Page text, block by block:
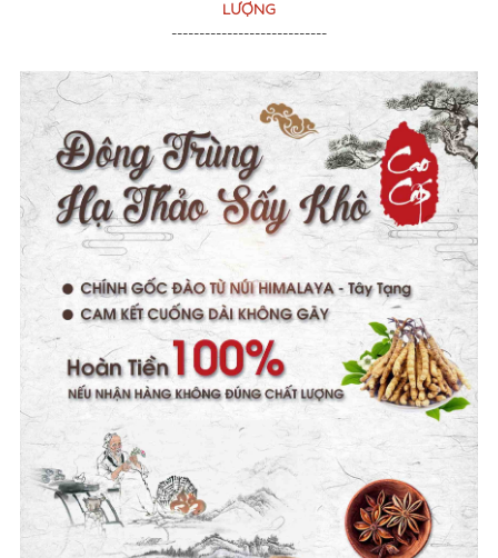
LƯỢNG
----------------------------